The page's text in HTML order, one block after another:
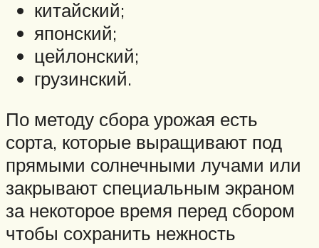
китайский;
японский;
цейлонский;
грузинский.
По методу сбора урожая есть
сорта, которые выращивают под
прямыми солнечными лучами или
закрывают специальным экраном
за некоторое время перед сбором
чтобы сохранить нежность